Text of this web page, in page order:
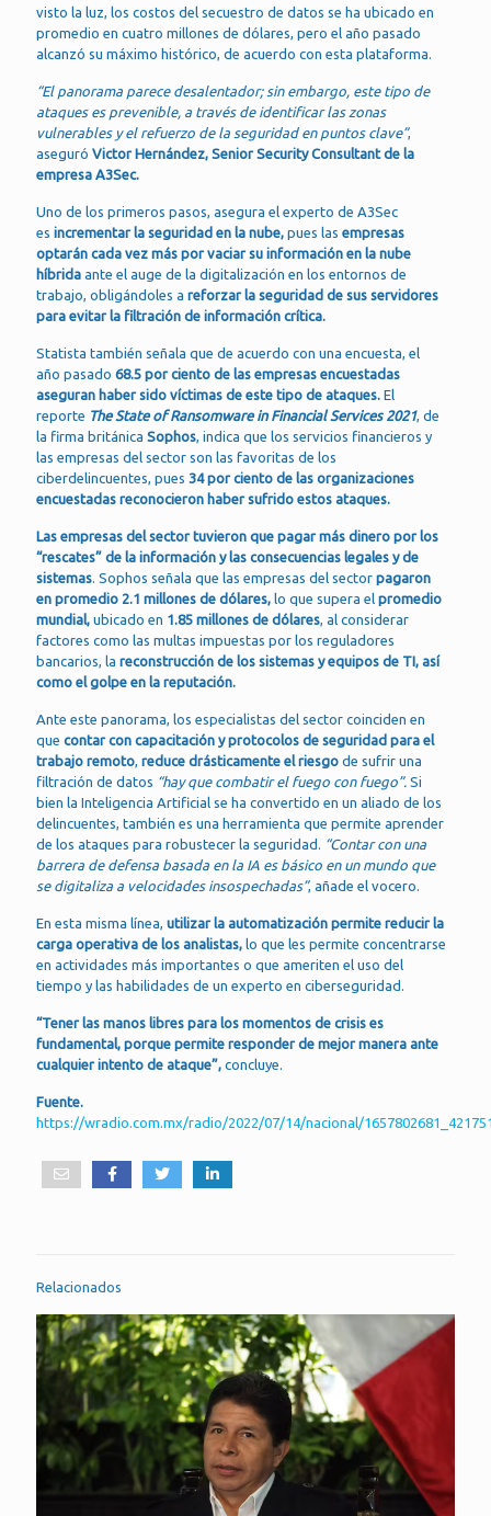
visto la luz, los costos del secuestro de datos se ha ubicado en
promedio en cuatro millones de dólares, pero el año pasado
alcanzó su máximo histórico, de acuerdo con esta plataforma.
“El panorama parece desalentador; sin embargo, este tipo de
ataques es prevenible, a través de identificar las zonas
vulnerables y el refuerzo de la seguridad en puntos clave”,
aseguró Victor Hernández, Senior Security Consultant de la
empresa A3Sec.
Uno de los primeros pasos, asegura el experto de A3Sec
es incrementar la seguridad en la nube, pues las empresas
optarán cada vez más por vaciar su información en la nube
híbrida ante el auge de la digitalización en los entornos de
trabajo, obligándoles a reforzar la seguridad de sus servidores
para evitar la filtración de información crítica.
Statista también señala que de acuerdo con una encuesta, el
año pasado 68.5 por ciento de las empresas encuestadas
aseguran haber sido víctimas de este tipo de ataques. El
reporte The State of Ransomware in Financial Services 2021, de
la firma británica Sophos, indica que los servicios financieros y
las empresas del sector son las favoritas de los
ciberdelincuentes, pues 34 por ciento de las organizaciones
encuestadas reconocieron haber sufrido estos ataques.
Las empresas del sector tuvieron que pagar más dinero por los
“rescates” de la información y las consecuencias legales y de
sistemas. Sophos señala que las empresas del sector pagaron
en promedio 2.1 millones de dólares, lo que supera el promedio
mundial, ubicado en 1.85 millones de dólares, al considerar
factores como las multas impuestas por los reguladores
bancarios, la reconstrucción de los sistemas y equipos de TI, así
como el golpe en la reputación.
Ante este panorama, los especialistas del sector coinciden en
que contar con capacitación y protocolos de seguridad para el
trabajo remoto, reduce drásticamente el riesgo de sufrir una
filtración de datos “hay que combatir el fuego con fuego”. Si
bien la Inteligencia Artificial se ha convertido en un aliado de los
delincuentes, también es una herramienta que permite aprender
de los ataques para robustecer la seguridad. “Contar con una
barrera de defensa basada en la IA es básico en un mundo que
se digitaliza a velocidades insospechadas”, añade el vocero.
En esta misma línea, utilizar la automatización permite reducir la
carga operativa de los analistas, lo que les permite concentrarse
en actividades más importantes o que ameriten el uso del
tiempo y las habilidades de un experto en ciberseguridad.
“Tener las manos libres para los momentos de crisis es
fundamental, porque permite responder de mejor manera ante
cualquier intento de ataque”, concluye.
Fuente.
https://wradio.com.mx/radio/2022/07/14/nacional/
Relacionados